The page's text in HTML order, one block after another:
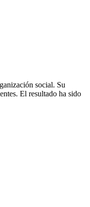
social. Su
El resultado ha sido